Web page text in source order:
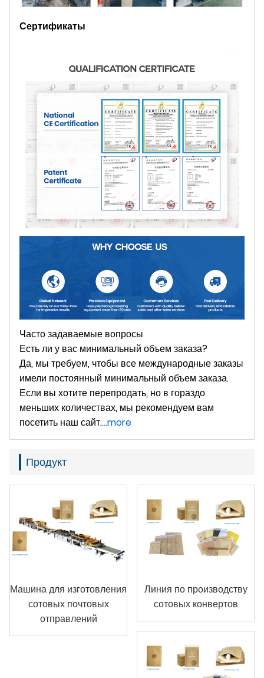
Сертификаты
Часто задаваемые вопросы
Есть ли у вас минимальный объем заказа?
Да, мы требуем, чтобы все международные заказы
имели постоянный минимальный объем заказа.
Если вы хотите перепродать, но в гораздо
меньших количествах, мы рекомендуем вам
посетить наш сайт....more
Продукт
Машина для изготовления
сотовых почтовых
отправлений
Линия по производству
сотовых конвертов